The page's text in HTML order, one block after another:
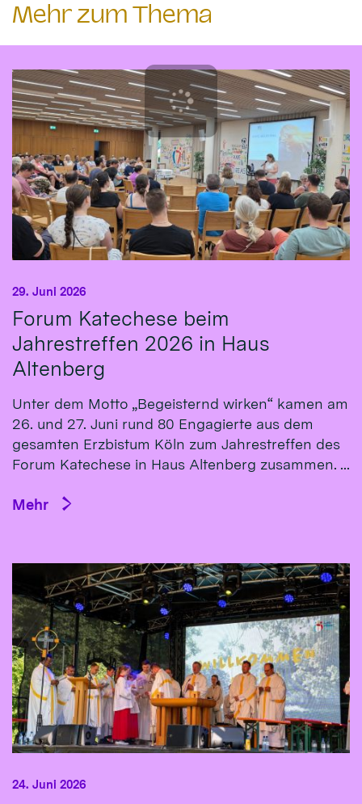
Mehr zum Thema
Forum Katechese beim
Jahrestreffen 2026 in Haus
Altenberg
29. Juni 2026
Unter dem Motto „Begeisternd wirken“ kamen am
26. und 27. Juni rund 80 Engagierte aus dem
gesamten Erzbistum Köln zum Jahrestreffen des
Forum Katechese in Haus Altenberg zusammen. ...
Mehr
24. Juni 2026